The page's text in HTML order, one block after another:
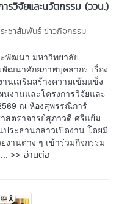
รวิจัยและนวัตกรรม (ววน.)
ะชาสัมพันธ์ข่าวกิจกรรม
พัฒนา มหาวิทยาลัย
ฒนาศักยภาพบุคลากร เรื่อง
นเสริมสร้างความเข้มแข็ง
งานและโครงการวิจัยและ
ณ ห้องสุพรรณิการ์
สตราจารย์สุภาวดี ศรีแย้ม
ระธานกล่าวเปิดงาน โดยมี
านต่าง ๆ เข้าร่วมกิจกรรม
>> อ่านต่อ